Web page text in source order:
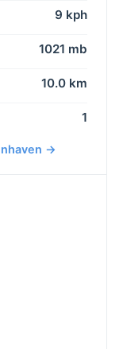
9 kph
1021 mb
10.0 km
1
→